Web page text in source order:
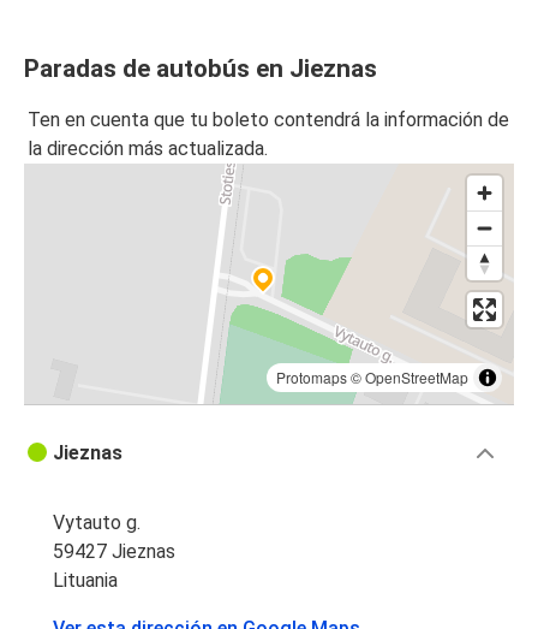
Paradas de autobús en Jieznas
Ten en cuenta que tu boleto contendrá la información de
la dirección más actualizada.
Protomaps©OpenStreetMap
Jieznas
Vytauto g.
59427 Jieznas
Lituania